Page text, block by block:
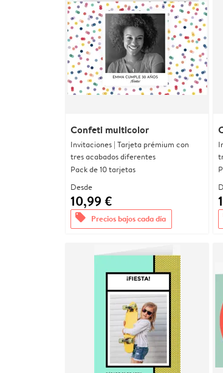
Confeti multicolor
Invitaciones | Tarjeta prémium con
tres acabados diferentes
Pack de 10 tarjetas
Desde
10,99 €
offers Precios bajos cada día